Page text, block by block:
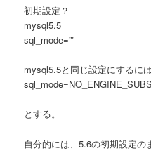
初期設定？
mysql5.5
sql_mode=””
mysql5.5と同じ設定にするには
とする。
自分的には、5.6の初期設定の